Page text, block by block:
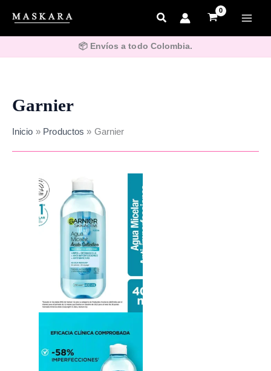
contenido
📦 Envíos a todo Colombia.
Garnier
Inicio Productos Garnier